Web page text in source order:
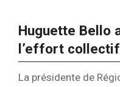
Huguette Bello
l’effort
La présidente de